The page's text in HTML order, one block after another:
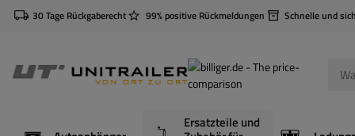
30 Tage Rückgaberecht 99% positive Rückmeldungen Schnelle und
Ersatzteile und